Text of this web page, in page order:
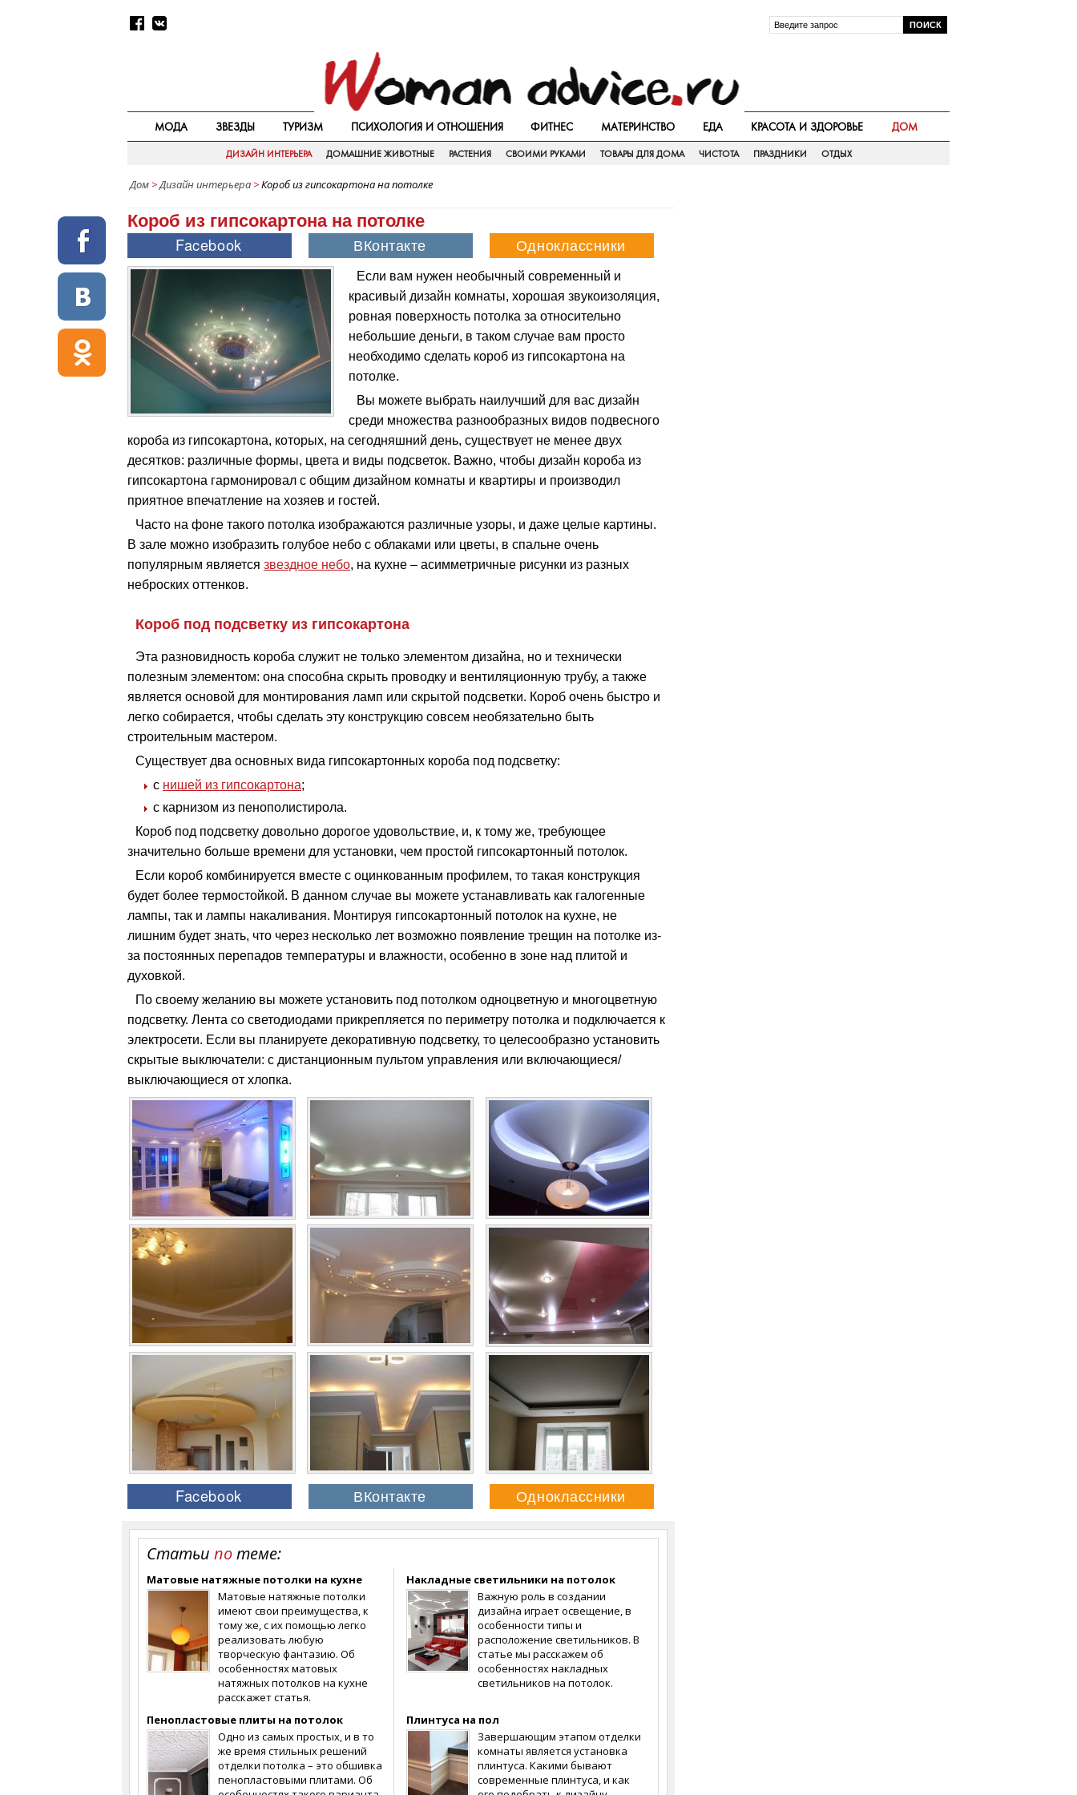
МОДА ЗВЕЗДЫ ТУРИЗМ ПСИХОЛОГИЯ И ОТНОШЕНИЯ ФИТНЕС МАТЕРИНСТВО ЕДА КРАСОТА И ЗДОРОВЬЕ ДОМ
ДИЗАЙН ИНТЕРЬЕРА ДОМАШНИЕ ЖИВОТНЫЕ РАСТЕНИЯ СВОИМИ РУКАМИ ТОВАРЫ ДЛЯ ДОМА ЧИСТОТА ПРАЗДНИКИ ОТДЫХ
Дом >Дизайн интерьера >Короб из гипсокартона на потолке
Короб из гипсокартона на потолке
Если вам нужен необычный современный и
красивый дизайн комнаты, хорошая звукоизоляция,
ровная поверхность потолка за относительно
небольшие деньги, в таком случае вам просто
необходимо сделать короб из гипсокартона на
потолке.
Вы можете выбрать наилучший для вас дизайн
среди множества разнообразных видов подвесного
короба из гипсокартона, которых, на сегодняшний день, существует не менее двух
десятков: различные формы, цвета и виды подсветок. Важно, чтобы дизайн короба из
гипсокартона гармонировал с общим дизайном комнаты и квартиры и производил
приятное впечатление на хозяев и гостей.
Часто на фоне такого потолка изображаются различные узоры, и даже целые картины.
В зале можно изобразить голубое небо с облаками или цветы, в спальне очень
популярным является звездное небо, на кухне – асимметричные рисунки из разных
неброских оттенков.
Короб под подсветку из гипсокартона
Эта разновидность короба служит не только элементом дизайна, но и технически
полезным элементом: она способна скрыть проводку и вентиляционную трубу, а также
является основой для монтирования ламп или скрытой подсветки. Короб очень быстро и
легко собирается, чтобы сделать эту конструкцию совсем необязательно быть
строительным мастером.
Существует два основных вида гипсокартонных короба под подсветку:
с нишей из гипсокартона;
с карнизом из пенополистирола.
Короб под подсветку довольно дорогое удовольствие, и, к тому же, требующее
значительно больше времени для установки, чем простой гипсокартонный потолок.
Если короб комбинируется вместе с оцинкованным профилем, то такая конструкция
будет более термостойкой. В данном случае вы можете устанавливать как галогенные
лампы, так и лампы накаливания. Монтируя гипсокартонный потолок на кухне, не
лишним будет знать, что через несколько лет возможно появление трещин на потолке из-
за постоянных перепадов температуры и влажности, особенно в зоне над плитой и
духовкой.
По своему желанию вы можете установить под потолком одноцветную и многоцветную
подсветку. Лента со светодиодами прикрепляется по периметру потолка и подключается к
электросети. Если вы планируете декоративную подсветку, то целесообразно установить
скрытые выключатели: с дистанционным пультом управления или включающиеся/
выключающиеся от хлопка.
Статьи потеме:
Матовые натяжные потолки на кухне
Матовые натяжные потолки
имеют свои преимущества, к
тому же, с их помощью легко
реализовать любую
творческую фантазию. Об
особенностях матовых
натяжных потолков на кухне
расскажет статья.
Накладные светильники на потолок
Важную роль в создании
дизайна играет освещение, в
особенности типы и
расположение светильников. В
статье мы расскажем об
особенностях накладных
светильников на потолок.
Пенопластовые плиты на потолок
Одно из самых простых, и в то
же время стильных решений
отделки потолка – это обшивка
пенопластовыми плитами. Об
Плинтуса на пол
Завершающим этапом отделки
комнаты является установка
плинтуса. Какими бывают
современные плинтуса, и как